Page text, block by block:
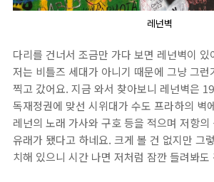
레넌벽
다리를 건너서 조금만 가다 보면 레넌벽이 있
저는 비틀즈 세대가 아니기 때문에 그냥 그런
찍고 갔어요. 지금 와서 찾아보니 레넌벽은
독재정권에 맞선 시위대가 수도 프라하의 벽
레넌의 노래 가사와 구호 등을 적으며 저항의
유래가 됐다고 하네요. 크게 볼 건 없지만 그
치해 있으니 시간 나면 저처럼 잠깐 들려봐